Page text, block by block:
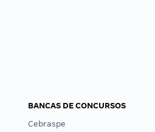
BANCAS DE CONCURSOS
Cebraspe